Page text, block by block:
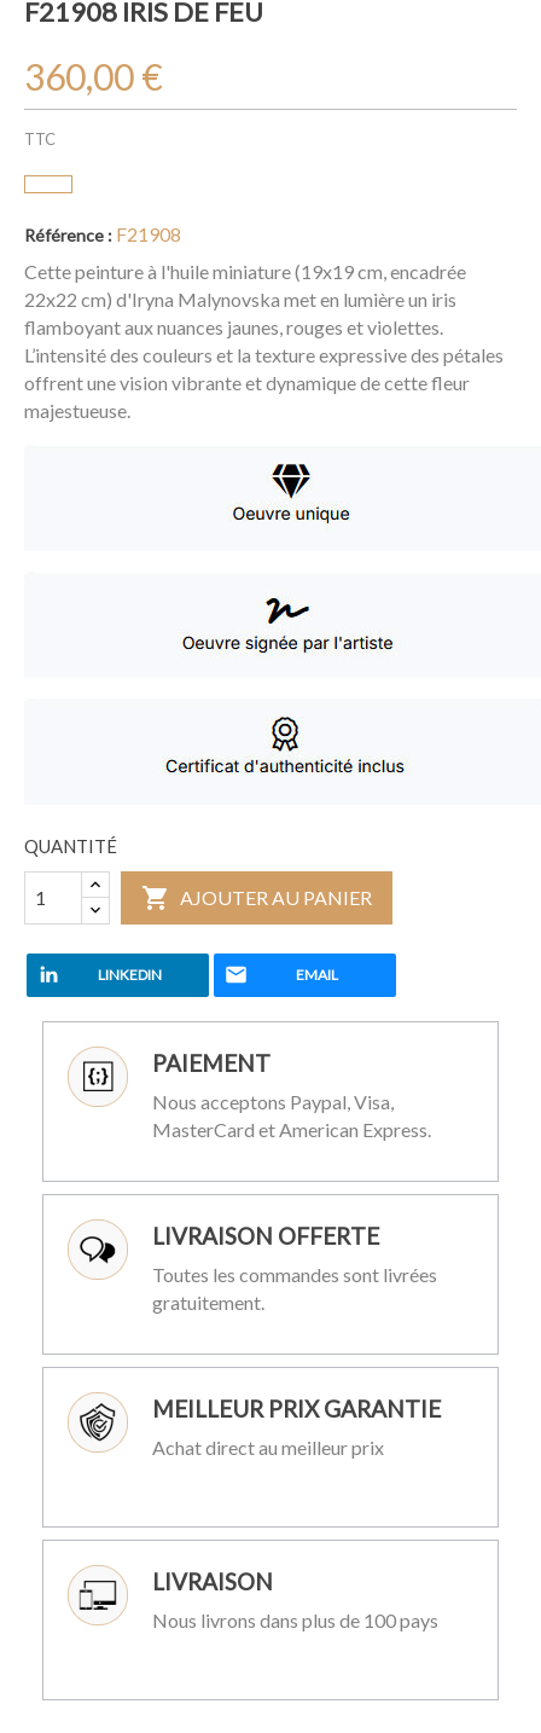
F21908 IRIS DE FEU
360,00 €
TTC
Référence : F21908
Cette peinture à l'huile miniature (19x19 cm, encadrée
22x22 cm) d'Iryna Malynovska met en lumière un iris
flamboyant aux nuances jaunes, rouges et violettes.
L’intensité des couleurs et la texture expressive des pétales
offrent une vision vibrante et dynamique de cette fleur
majestueuse.
QUANTITÉ
 AJOUTER AU PANIER
LINKEDIN EMAIL
PAIEMENT
Nous acceptons Paypal, Visa,
MasterCard et American Express.
LIVRAISON OFFERTE
Toutes les commandes sont livrées
gratuitement.
MEILLEUR PRIX GARANTIE
Achat direct au meilleur prix
LIVRAISON
Nous livrons dans plus de 100 pays